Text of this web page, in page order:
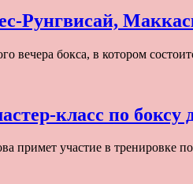
Рунгвисай,
вечера бокса, в котором
класс по
примет участие в тренировке